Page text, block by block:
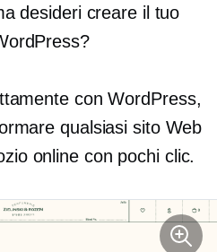
desideri creare il tuo
con WordPress,
qualsiasi sito Web
online con pochi clic.